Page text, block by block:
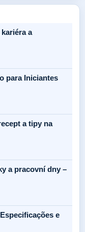
a
para Iniciantes
a tipy na
a pracovní dny –
e